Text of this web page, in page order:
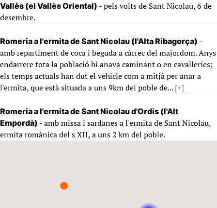
Vallès (el Vallès Oriental) - pels volts de Sant Nicolau, 6 de
desembre.
Romeria a l'ermita de Sant Nicolau (l'Alta Ribagorça) -
amb repartiment de coca i beguda a càrrec del majordom. Anys
endarrere tota la població hi anava caminant o en cavalleries;
els temps actuals han dut el vehicle com a mitjà per anar a
l'ermita, que està situada a uns 9km del poble de...[+]
Romeria a l'ermita de Sant Nicolau d'Ordis (l'Alt
Empordà) - amb missa i sardanes a l'ermita de Sant Nicolau,
ermita romànica del s XII, a uns 2 km del poble.